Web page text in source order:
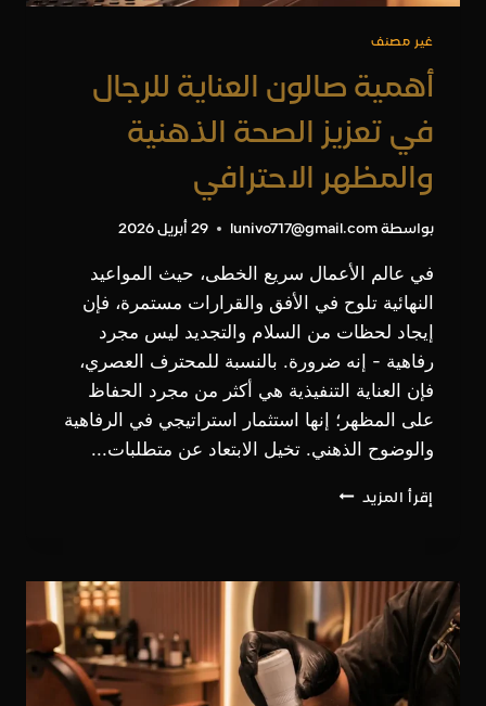
غير مصنف
أهمية صالون العناية للرجال
في تعزيز الصحة الذهنية
والمظهر الاحترافي
بواسطة lunivo717@gmail.com 29 أبريل 2026
في عالم الأعمال سريع الخطى، حيث المواعيد
النهائية تلوح في الأفق والقرارات مستمرة، فإن
إيجاد لحظات من السلام والتجديد ليس مجرد
رفاهية - إنه ضرورة. بالنسبة للمحترف العصري،
فإن العناية التنفيذية هي أكثر من مجرد الحفاظ
على المظهر؛ إنها استثمار استراتيجي في الرفاهية
والوضوح الذهني. تخيل الابتعاد عن متطلبات...
إقرأ المزيد أهمية
في
تعزيز
الصحة
الذهنية
والمظهر
الاحترافي